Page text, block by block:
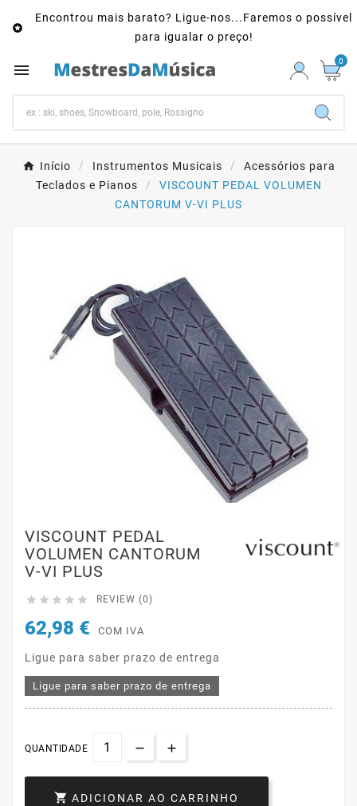

Encontrou mais barato? Ligue-nos...Faremos o possível
para igualar o preço!
 0
Início Instrumentos Musicais
Acessórios para
Teclados e Pianos
VISCOUNT PEDAL VOLUMEN
CANTORUM V-VI PLUS
VISCOUNT PEDAL
VOLUMEN CANTORUM
V-VI PLUS
     REVIEW (0)
62,98 € COM IVA
Ligue para saber prazo de entrega
Ligue para saber prazo de entrega
QUANTIDADE
 ADICIONAR AO CARRINHO